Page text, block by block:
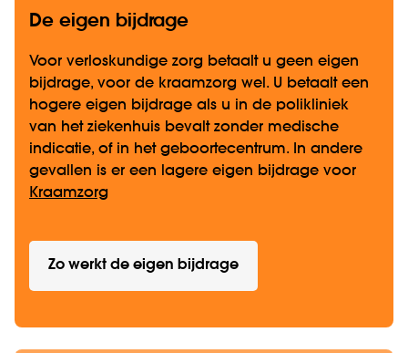
De eigen bijdrage
Voor verloskundige zorg betaalt u geen eigen
bijdrage, voor de kraamzorg wel. U betaalt een
hogere eigen bijdrage als u in de polikliniek
van het ziekenhuis bevalt zonder medische
indicatie, of in het geboortecentrum. In andere
gevallen is er een lagere eigen bijdrage voor
Kraamzorg
Zo werkt de eigen bijdrage